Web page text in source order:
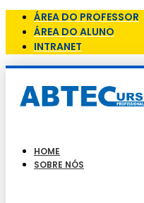
ÁREA DO PROFESSOR
ÁREA DO ALUNO
INTRANET
HOME
SOBRE NÓS